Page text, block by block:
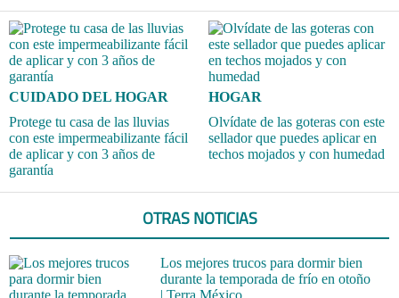
CUIDADO DEL HOGAR
Protege tu casa de las lluvias
con este impermeabilizante fácil
de aplicar y con 3 años de
garantía
HOGAR
Olvídate de las goteras con este
sellador que puedes aplicar en
techos mojados y con humedad
OTRAS NOTICIAS
Los mejores trucos para dormir bien
durante la temporada de frío en otoño